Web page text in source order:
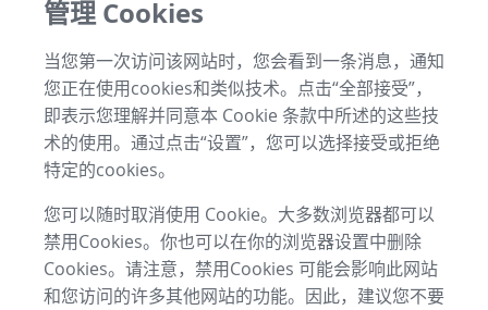
管理 Cookies
当您第一次访问该网站时，您会看到一条消息，通知
您正在使用cookies和类似技术。点击“全部接受”，
即表示您理解并同意本 Cookie 条款中所述的这些技
术的使用。通过点击“设置”，您可以选择接受或拒绝
特定的cookies。
您可以随时取消使用 Cookie。大多数浏览器都可以
禁用Cookies。你也可以在你的浏览器设置中删除
Cookies。请注意，禁用Cookies 可能会影响此网站
和您访问的许多其他网站的功能。因此，建议您不要